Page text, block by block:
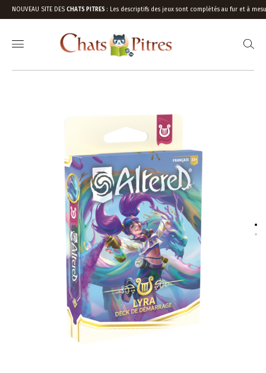
NOUVEAU SITE DES CHATS PITRES : Les descriptifs des jeux sont complétés au fur et à